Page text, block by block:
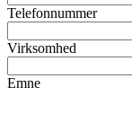
Telefonnummer
Virksomhed
Emne